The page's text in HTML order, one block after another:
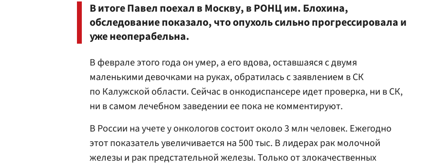
В итоге Павел поехал в Москву, в РОНЦ им. Блохина,
обследование показало, что опухоль сильно прогрессировала и
уже неоперабельна.
В феврале этого года он умер, а его вдова, оставшаяся с двумя
маленькими девочками на руках, обратилась с заявлением в СК
по Калужской области. Сейчас в онкодиспансере идет проверка, ни в СК,
ни в самом лечебном заведении ее пока не комментируют.
В России на учете у онкологов состоит около 3 млн человек. Ежегодно
этот показатель увеличивается на 500 тыс. В лидерах рак молочной
железы и рак предстательной железы. Только от злокачественных